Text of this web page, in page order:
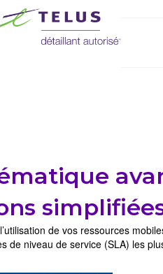
de vos ressources
de niveau de service (SLA) les